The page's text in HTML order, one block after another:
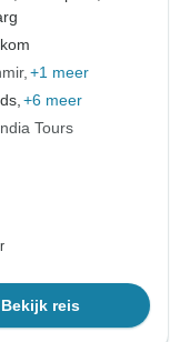
+1 meer
+6 meer
Tours
Bekijk reis